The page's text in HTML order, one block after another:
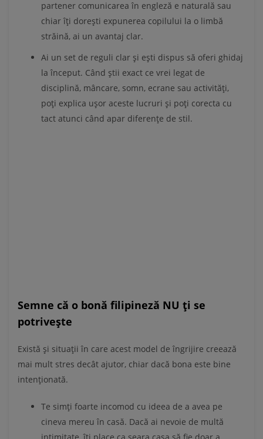
partener comunicarea în engleză e naturală sau
chiar îți dorești expunerea copilului la o limbă
străină, ai un avantaj clar.
Ai un set de reguli clar și ești dispus să oferi ghidaj
la început. Când știi exact ce vrei legat de
disciplină, mâncare, somn, ecrane sau activități,
poți explica ușor aceste lucruri și poți corecta cu
tact atunci când apar diferențe de stil.
Semne că o bonă filipineză NU ți se
potrivește
Există și situații în care acest model de îngrijire creează
mai mult stres decât ajutor, chiar dacă bona este bine
intenționată.
Te simți foarte incomod cu ideea de a avea pe
cineva mereu în casă. Dacă ai nevoie de multă